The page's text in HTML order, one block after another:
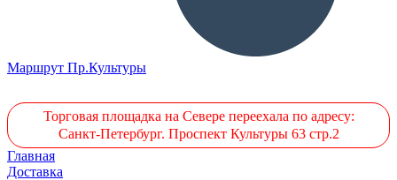
Маршрут Пр.Культуры
Торговая площадка на Севере переехала по адресу:
Санкт-Петербург. Проспект Культуры 63 стр.2
Главная
Доставка